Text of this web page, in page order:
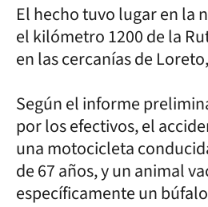
El hecho tuvo lugar en la
el kilómetro 1200 de la
en las cercanías de
Según el informe
por los efectivos, el
una motocicleta
de 67 años, y un animal
específicamente un